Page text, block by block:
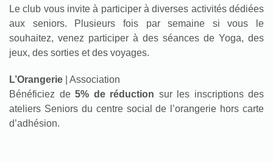
Le club vous invite à participer à diverses activités dédiées
aux seniors. Plusieurs fois par semaine si vous le
souhaitez, venez participer à des séances de Yoga, des
jeux, des sorties et des voyages.
L’Orangerie
| Association
Bénéficiez de 5% de réduction sur les inscriptions des
ateliers Seniors du centre social de l’orangerie hors carte
d’adhésion.